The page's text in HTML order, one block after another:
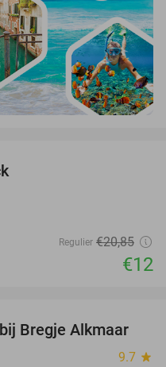
Regulier €20,85
€12
12%
Bregje Alkmaar
9.7 star